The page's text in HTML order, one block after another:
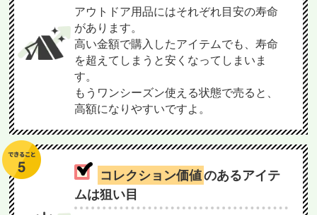
アウトドア用品にはそれぞれ目安の寿命
があります。
高い金額で購入したアイテムでも、寿命
を超えてしまうと安くなってしまいま
す。
もうワンシーズン使える状態で売ると、
高額になりやすいですよ。
コレクション価値のあるアイテ
ムは狙い目